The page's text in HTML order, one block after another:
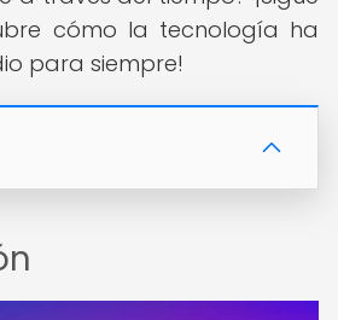
cómo la tecnología ha
para siempre!